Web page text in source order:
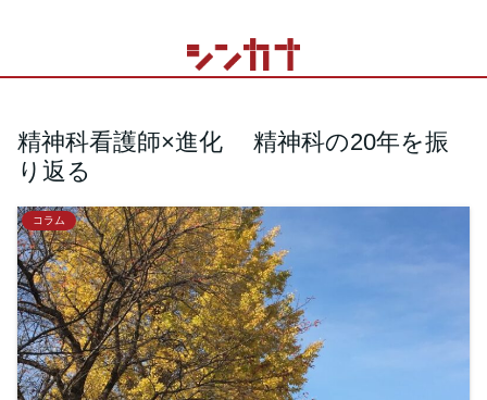
精神科看護師×進化 精神科の20年を振
り返る
コラム